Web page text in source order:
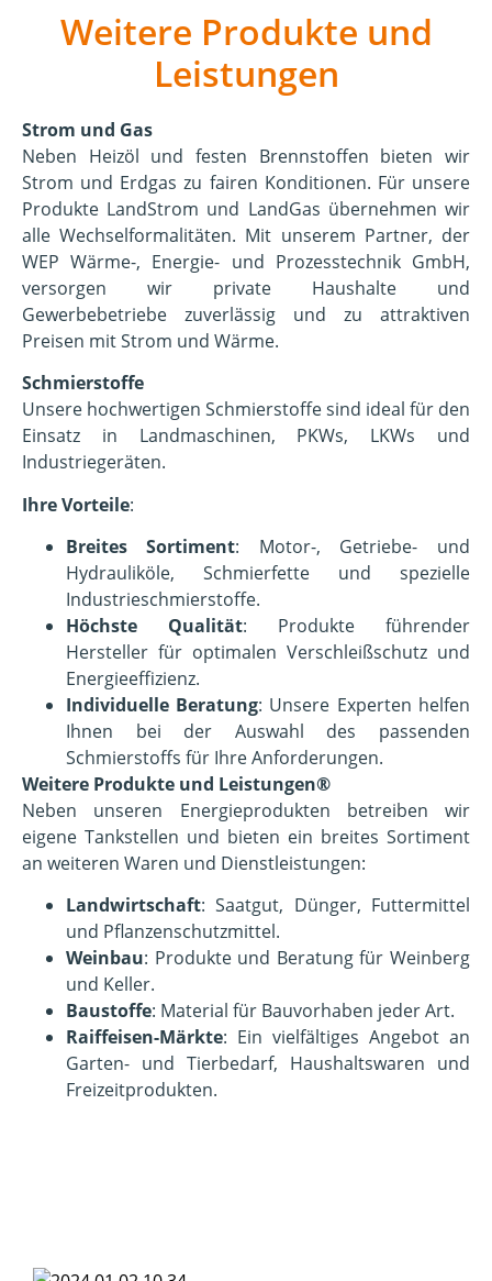
Weitere Produkte und
Leistungen
Strom und Gas
Neben Heizöl und festen Brennstoffen bieten wir
Strom und Erdgas zu fairen Konditionen. Für unsere
Produkte LandStrom und LandGas übernehmen wir
alle Wechselformalitäten. Mit unserem Partner, der
WEP Wärme-, Energie- und Prozesstechnik GmbH,
versorgen wir private Haushalte und
Gewerbebetriebe zuverlässig und zu attraktiven
Preisen mit Strom und Wärme.
Schmierstoffe
Unsere hochwertigen Schmierstoffe sind ideal für den
Einsatz in Landmaschinen, PKWs, LKWs und
Industriegeräten.
Ihre Vorteile:
Breites Sortiment: Motor-, Getriebe- und
Hydrauliköle, Schmierfette und spezielle
Industrieschmierstoffe.
Höchste Qualität: Produkte führender
Hersteller für optimalen Verschleißschutz und
Energieeffizienz.
Individuelle Beratung: Unsere Experten helfen
Ihnen bei der Auswahl des passenden
Schmierstoffs für Ihre Anforderungen.
Weitere Produkte und Leistungen®
Neben unseren Energieprodukten betreiben wir
eigene Tankstellen und bieten ein breites Sortiment
an weiteren Waren und Dienstleistungen:
Landwirtschaft: Saatgut, Dünger, Futtermittel
und Pflanzenschutzmittel.
Weinbau: Produkte und Beratung für Weinberg
und Keller.
Baustoffe: Material für Bauvorhaben jeder Art.
Raiffeisen-Märkte: Ein vielfältiges Angebot an
Garten- und Tierbedarf, Haushaltswaren und
Freizeitprodukten.